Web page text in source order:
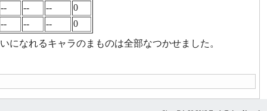
-- -- --
0
-- -- --
0
になれるキャラのまものは全部なつかせました。